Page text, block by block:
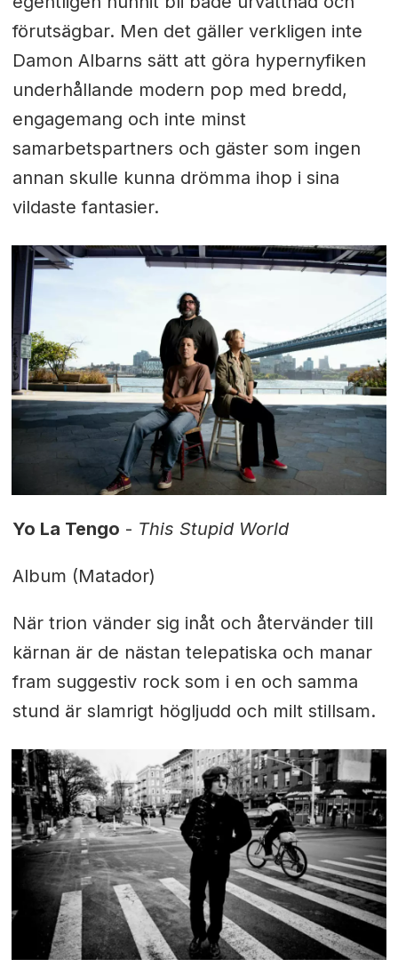
förutsägbar. Men det gäller verkligen inte
Damon Albarns sätt att göra hypernyfiken
underhållande modern pop med bredd,
engagemang och inte minst
samarbetspartners och gäster som ingen
annan skulle kunna drömma ihop i sina
vildaste fantasier.
Yo La Tengo - This Stupid World
Album (Matador)
När trion vänder sig inåt och återvänder till
kärnan är de nästan telepatiska och manar
fram suggestiv rock som i en och samma
stund är slamrigt högljudd och milt stillsam.